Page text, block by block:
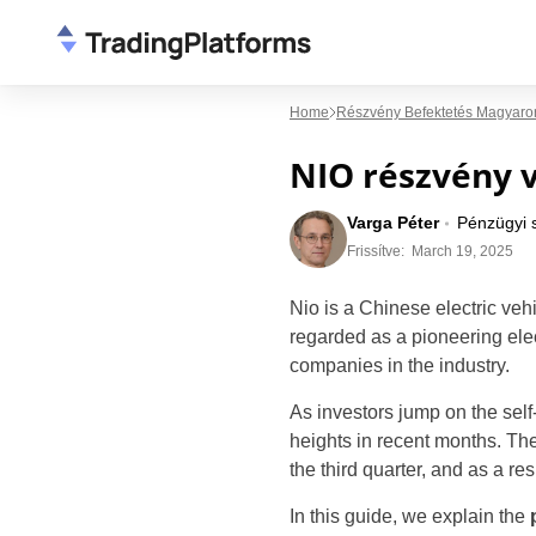
Home Részvény Befektetés
NIO részvény
Varga Péter Pénzügyi
Frissítve: March 19, 2025
Nio is a Chinese electric
regarded as a pioneering
companies in the industry.
As investors jump on the
heights in recent months.
the third quarter, and as a
In this guide, we explain the